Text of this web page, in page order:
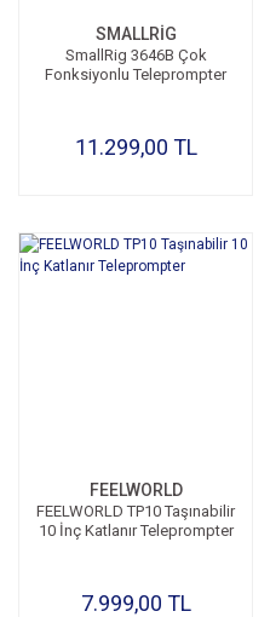
SMALLRİG
SmallRig 3646B Çok
Fonksiyonlu Teleprompter
11.299,00 TL
FEELWORLD
FEELWORLD TP10 Taşınabilir
10 İnç Katlanır Teleprompter
7.999,00 TL